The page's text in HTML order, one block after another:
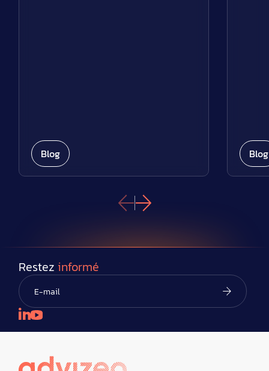
Blog Blog
Restez informé